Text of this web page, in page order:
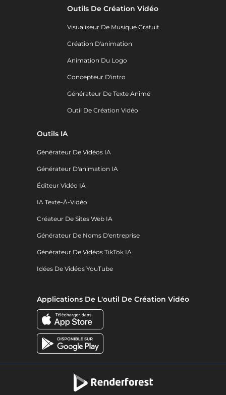
Outils De Création Vidéo
Visualiseur De Musique Gratuit
Création D'animation
Animation Du Logo
Concepteur D'intro
Générateur De Texte Animé
Outil De Création Vidéo
Outils IA
Générateur De Vidéos IA
Générateur D'animation IA
Éditeur Vidéo IA
IA Texte-À-Vidéo
Créateur De Sites Web IA
Générateur De Noms D'entreprise
Générateur De Vidéos TikTok IA
Idées De Vidéos YouTube
Applications De L'outil De Création Vidéo